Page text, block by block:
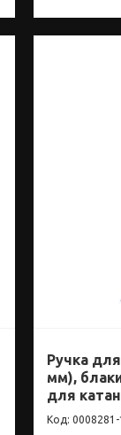
Ручка
мм),
для